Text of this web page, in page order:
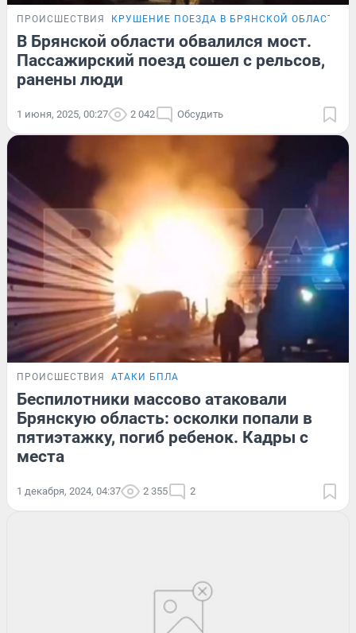
ПРОИСШЕСТВИЯ КРУШЕНИЕ ПОЕЗДА В БРЯНСКОЙ ОБЛАСТИ
В Брянской области обвалился мост.
Пассажирский поезд сошел с рельсов,
ранены люди
1 июня, 2025, 00:27 2 042 Обсудить
ПРОИСШЕСТВИЯ АТАКИ БПЛА
Беспилотники массово атаковали
Брянскую область: осколки попали в
пятиэтажку, погиб ребенок. Кадры с
места
1 декабря, 2024, 04:37 2 355 2